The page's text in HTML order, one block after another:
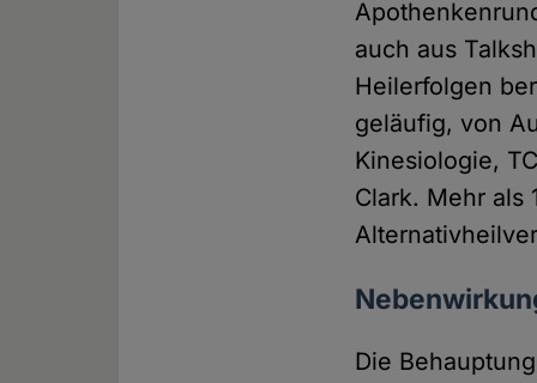
auch aus
Heilerfolgen
geläufig, von
Kinesiologie,
Clark. Mehr als
Die